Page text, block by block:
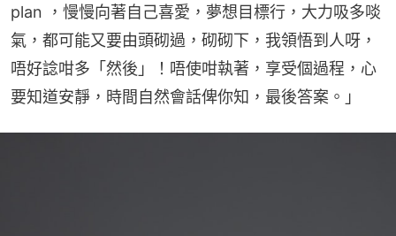
plan ，慢慢向著自己喜愛，夢想目標行，大力吸多啖
氣，都可能又要由頭砌過，砌砌下，我領悟到人呀，
唔好諗咁多「然後」！唔使咁執著，享受個過程，心
要知道安靜，時間自然會話俾你知，最後答案。」